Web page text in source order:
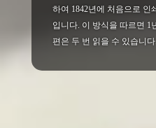
하여 1842년에 처음으로 인
입니다. 이 방식을 따르면 1
편은 두 번 읽을 수 있습니다.